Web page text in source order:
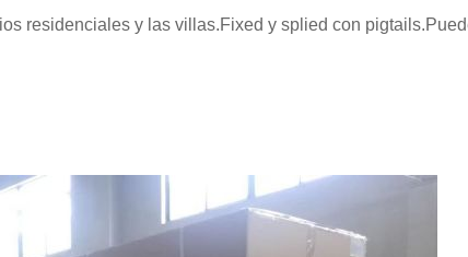
residenciales y las villas.Fixed y splied con